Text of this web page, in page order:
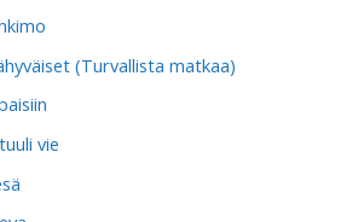
(Turvallista matkaa)
vie